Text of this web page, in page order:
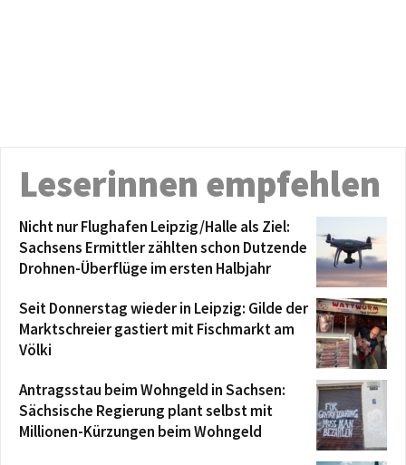
Leserinnen empfehlen
Nicht nur Flughafen Leipzig/Halle als Ziel:
Sachsens Ermittler zählten schon Dutzende
Drohnen-Überflüge im ersten Halbjahr
Seit Donnerstag wieder in Leipzig: Gilde der
Marktschreier gastiert mit Fischmarkt am
Völki
Antragsstau beim Wohngeld in Sachsen:
Sächsische Regierung plant selbst mit
Millionen-Kürzungen beim Wohngeld